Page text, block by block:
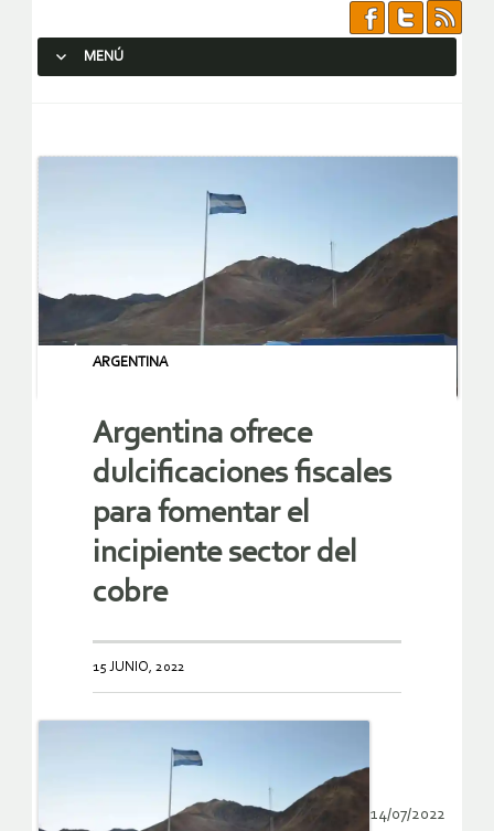
MENÚ
ARGENTINA
Argentina ofrece
dulcificaciones fiscales
para fomentar el
incipiente sector del
cobre
15 JUNIO, 2022
14/07/2022